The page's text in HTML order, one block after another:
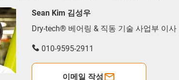
Sean Kim 김성우
Dry-tech® 베어링 & 직동 기술 사업부 이사
010-9595-2911
이메일 작성